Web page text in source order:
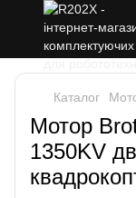
Каталог
Мотор
1350KV